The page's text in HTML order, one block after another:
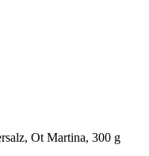
Ot Martina, 300 g